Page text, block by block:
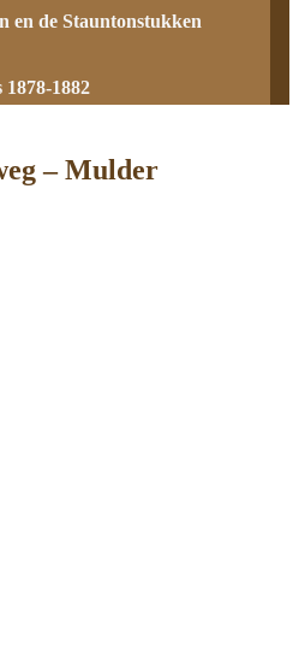
en de Stauntonstukken
1882
– Mulder